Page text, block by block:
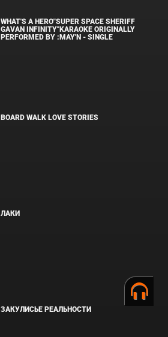
WHAT'S A HERO"SUPER SPACE SHERIFF
GAVAN INFINITY"KARAOKE ORIGINALLY
PERFORMED BY :MAY'N - SINGLE
BOARD WALK LOVE STORIES
ЛАКИ
ЗАКУЛИСЬЕ РЕАЛЬНОСТИ